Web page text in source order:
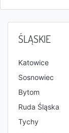
ŚLĄSKIE
Katowice
Sosnowiec
Bytom
Ruda Śląska
Tychy